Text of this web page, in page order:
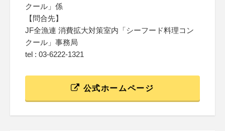
クール」係
【問合先】
JF全漁連 消費拡大対策室内「シーフード料理コン
クール」事務局
tel : 03-6222-1321
公式ホームページ